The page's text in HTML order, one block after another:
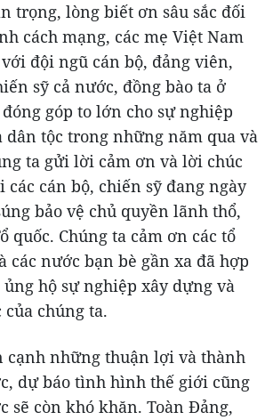
trọng, lòng biết ơn sâu sắc đối
cách mạng, các mẹ Việt Nam
đội ngũ cán bộ, đảng viên,
sỹ cả nước, đồng bào ta ở
góp to lớn cho sự nghiệp
dân tộc trong những năm qua và
ta gửi lời cảm ơn và lời chúc
các cán bộ, chiến sỹ đang ngày
bảo vệ chủ quyền lãnh thổ,
quốc. Chúng ta cảm ơn các tổ
các nước bạn bè gần xa đã hợp
hộ sự nghiệp xây dựng và
của chúng ta.
cạnh những thuận lợi và thành
dự báo tình hình thế giới cũng
sẽ còn khó khăn. Toàn Đảng,